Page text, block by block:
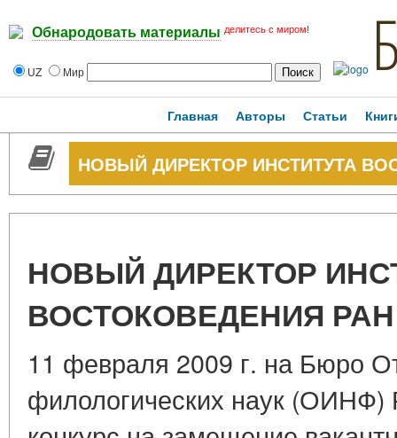
Обнародовать материалы делитесь с миром!
UZ Мир
Главная Авторы Статьи
НОВЫЙ ДИРЕКТОР ИНСТИТУТА
НОВЫЙ ДИРЕКТОР
ВОСТОКОВЕДЕНИЯ РАН
11 февраля 2009 г. на Бюро
филологических наук